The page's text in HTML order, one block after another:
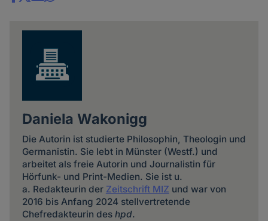
Share
Daniela Wakonigg
Die Autorin ist studierte Philosophin, Theologin und
Germanistin. Sie lebt in Münster (Westf.) und
arbeitet als freie Autorin und Journalistin für
Hörfunk- und Print-Medien. Sie ist u.
a. Redakteurin der Zeitschrift MIZ und war von
2016 bis Anfang 2024 stellvertretende
Chefredakteurin des hpd.